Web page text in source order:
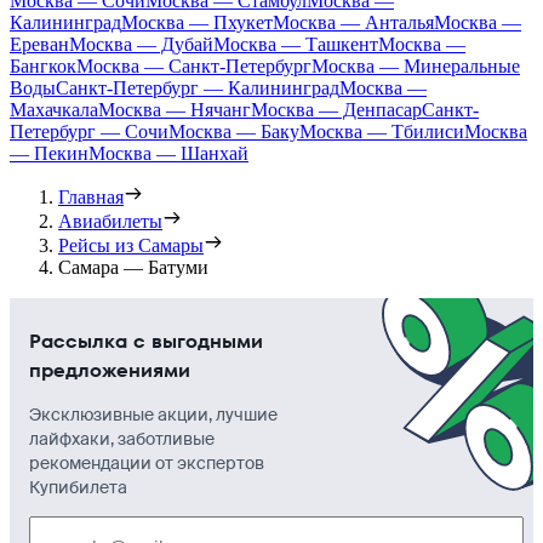
КалининградМосква — ПхукетМосква — АнтальяМосква —
ЕреванМосква — ДубайМосква — ТашкентМосква —
БангкокМосква — Санкт-ПетербургМосква — Минеральные
ВодыСанкт-Петербург — КалининградМосква —
МахачкалаМосква — НячангМосква — ДенпасарСанкт-
Петербург — СочиМосква — БакуМосква — ТбилисиМосква
— ПекинМосква — Шанхай
Главная
Авиабилеты
Рейсы из Самары
Самара — Батуми
Рассылка с выгодными
предложениями
Эксклюзивные акции, лучшие
лайфхаки, заботливые
рекомендации от экспертов
Купибилета